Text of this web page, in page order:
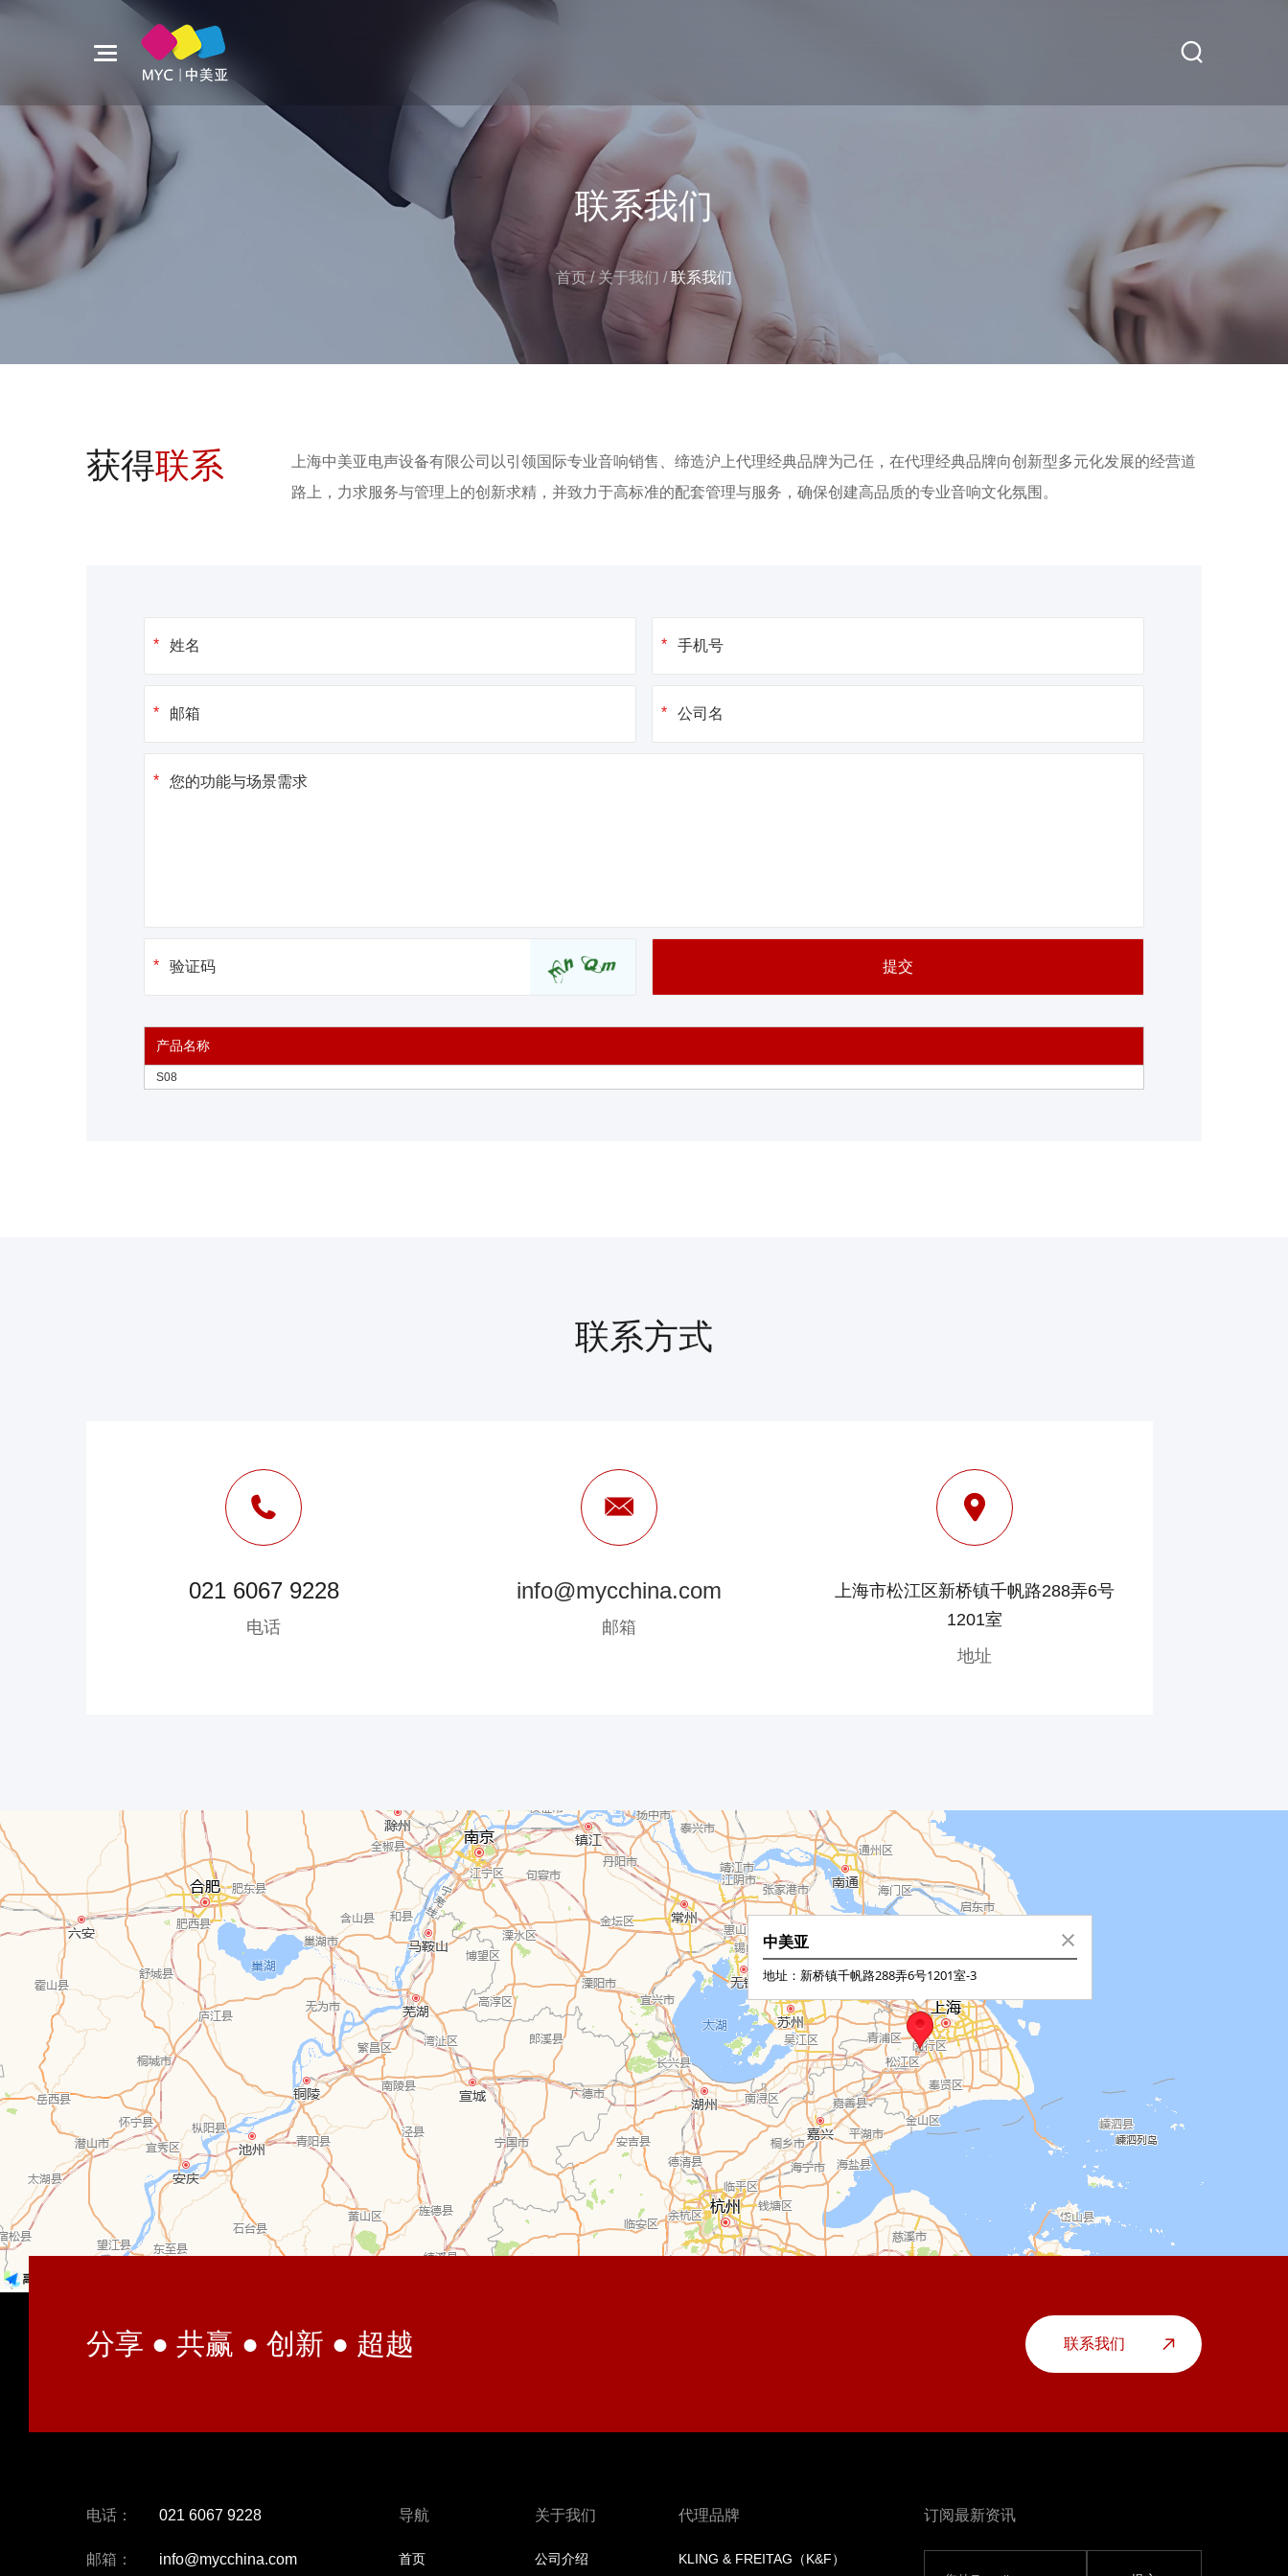
联系我们
首页/ 关于我们 /联系我们
获得联系
上海中美亚电声设备有限公司以引领国际专业音响销售、缔造沪上代理经典品牌为己任，在代理经典品牌向创新型多元化发展的经营道
路上，力求服务与管理上的创新求精，并致力于高标准的配套管理与服务，确保创建高品质的专业音响文化氛围。
产品名称
S08
联系方式
021 6067 9228
电话
info@mycchina.com
邮箱
上海市松江区新桥镇千帆路288弄6号
1201室
地址
分享 ● 共赢 ● 创新 ● 超越 联系我们
电话： 021 6067 9228
邮箱： info@mycchina.com
导航
首页
关于我们
公司介绍
代理品牌
KLING & FREITAG（K&F）
订阅最新资讯